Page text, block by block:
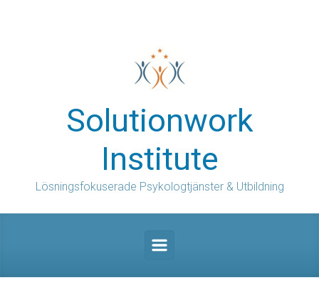
Solutionwork
Institute
Lösningsfokuserade Psykologtjänster & Utbildning